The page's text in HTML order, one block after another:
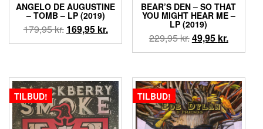
ANGELO DE AUGUSTINE
‎– TOMB – LP (2019)
179,95kr. Den
oprindelige
179,95 kr..
169,95 kr.Den
aktuelle
169,95 kr..
BEAR’S DEN – SO THAT
YOU MIGHT HEAR ME –
LP (2019)
229,95kr.Den
oprindelige
var:
229,95 kr..
49,95 kr.Den
aktuelle
er:
49,95
TILBUD! TILBUD!